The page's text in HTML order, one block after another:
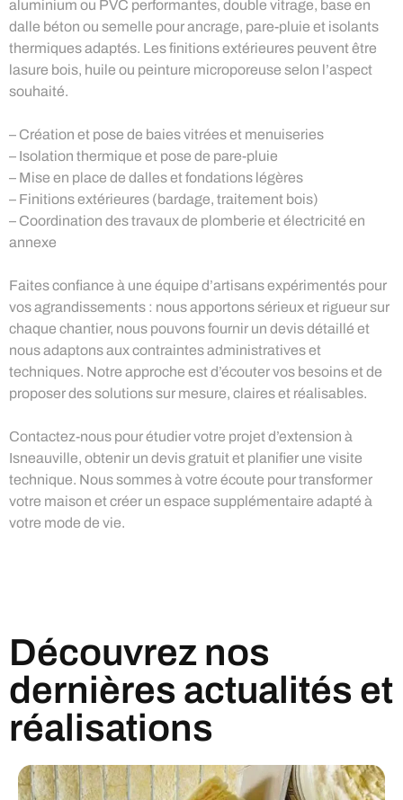
aluminium ou PVC performantes, double vitrage, base en
dalle béton ou semelle pour ancrage, pare-pluie et isolants
thermiques adaptés. Les finitions extérieures peuvent être
lasure bois, huile ou peinture microporeuse selon l’aspect
souhaité.
– Création et pose de baies vitrées et menuiseries
– Isolation thermique et pose de pare-pluie
– Mise en place de dalles et fondations légères
– Finitions extérieures (bardage, traitement bois)
– Coordination des travaux de plomberie et électricité en
annexe
Faites confiance à une équipe d’artisans expérimentés pour
vos agrandissements : nous apportons sérieux et rigueur sur
chaque chantier, nous pouvons fournir un devis détaillé et
nous adaptons aux contraintes administratives et
techniques. Notre approche est d’écouter vos besoins et de
proposer des solutions sur mesure, claires et réalisables.
Contactez-nous pour étudier votre projet d’extension à
Isneauville, obtenir un devis gratuit et planifier une visite
technique. Nous sommes à votre écoute pour transformer
votre maison et créer un espace supplémentaire adapté à
votre mode de vie.
Découvrez nos
dernières actualités et
réalisations